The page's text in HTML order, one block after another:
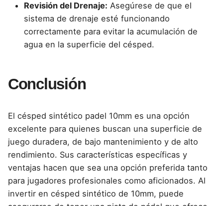
Revisión del Drenaje: Asegúrese de que el
sistema de drenaje esté funcionando
correctamente para evitar la acumulación de
agua en la superficie del césped.
Conclusión
El césped sintético padel 10mm es una opción
excelente para quienes buscan una superficie de
juego duradera, de bajo mantenimiento y de alto
rendimiento. Sus características específicas y
ventajas hacen que sea una opción preferida tanto
para jugadores profesionales como aficionados. Al
invertir en césped sintético de 10mm, puede